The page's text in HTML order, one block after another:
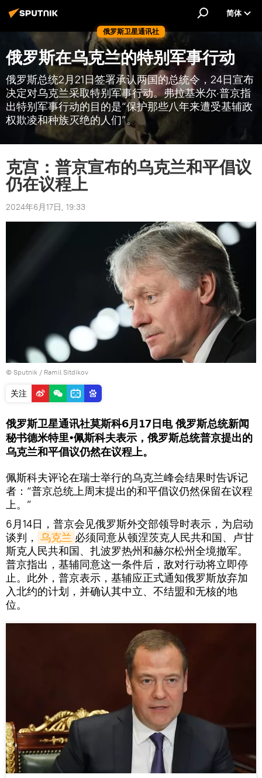
俄罗斯卫星通讯社
简体
俄罗斯在乌克兰的特别军事行动
俄罗斯总统2月21日签署承认两国的总统令，24日宣布
决定对乌克兰采取特别军事行动。弗拉基米尔·普京指
出特别军事行动的目的是“保护那些八年来遭受基辅政
权欺凌和种族灭绝的人们”。
克宫：普京宣布的乌克兰和平倡议
仍在议程上
2024年6月17日, 19:33
© Sputnik / Ramil Sitdikov
关注
俄罗斯卫星通讯社莫斯科6月17日电 俄罗斯总统新闻
秘书德米特里•佩斯科夫表示，俄罗斯总统普京提出的
乌克兰和平倡议仍然在议程上。
佩斯科夫评论在瑞士举行的乌克兰峰会结果时告诉记
者：“普京总统上周末提出的和平倡议仍然保留在议程
上。”
6月14日，普京会见俄罗斯外交部领导时表示，为启动
谈判， 乌克兰 必须同意从顿涅茨克人民共和国、卢甘
斯克人民共和国、扎波罗热州和赫尔松州全境撤军。
普京指出，基辅同意这一条件后，敌对行动将立即停
止。此外，普京表示，基辅应正式通知俄罗斯放弃加
入北约的计划，并确认其中立、不结盟和无核的地
位。